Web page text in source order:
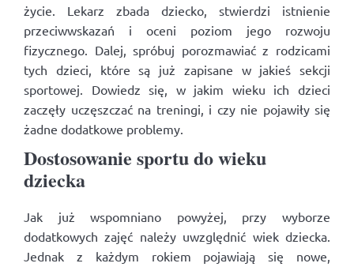
życie. Lekarz zbada dziecko, stwierdzi istnienie
przeciwwskazań i oceni poziom jego rozwoju
fizycznego. Dalej, spróbuj porozmawiać z rodzicami
tych dzieci, które są już zapisane w jakieś sekcji
sportowej. Dowiedz się, w jakim wieku ich dzieci
zaczęły uczęszczać na treningi, i czy nie pojawiły się
żadne dodatkowe problemy.
Dostosowanie sportu do wieku
dziecka
Jak już wspomniano powyżej, przy wyborze
dodatkowych zajęć należy uwzględnić wiek dziecka.
Jednak z każdym rokiem pojawiają się nowe,